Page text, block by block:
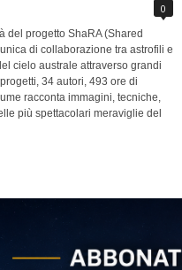
0
del progetto ShaRA (Shared
di collaborazione tra astrofili e
cielo australe attraverso grandi
34 autori, 493 ore di
racconta immagini, tecniche,
più spettacolari meraviglie del